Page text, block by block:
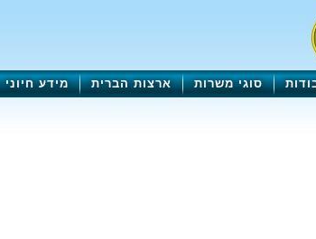
סוגי משרות ארצות הברית מידע חיוני